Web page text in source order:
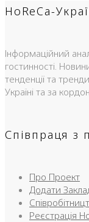
HoReCa-
Інформаційний
гостинності.
тенденції та
Україні та за
Співпраця з
Про Проект
Додати
Реєстрація